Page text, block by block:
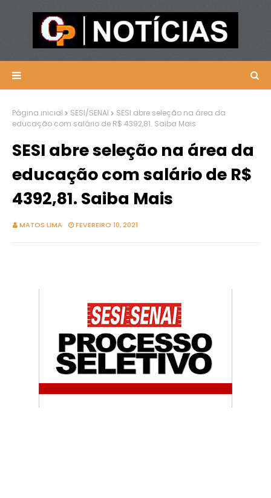
Página inicial SESI/SENAI
SESI abre seleção na área da
educação com salário de R$ 4392,81. Saiba Mais
SESI abre seleção na área da
educação com salário de R$
4392,81. Saiba Mais
MATOS LIMA FEVEREIRO 10, 2021